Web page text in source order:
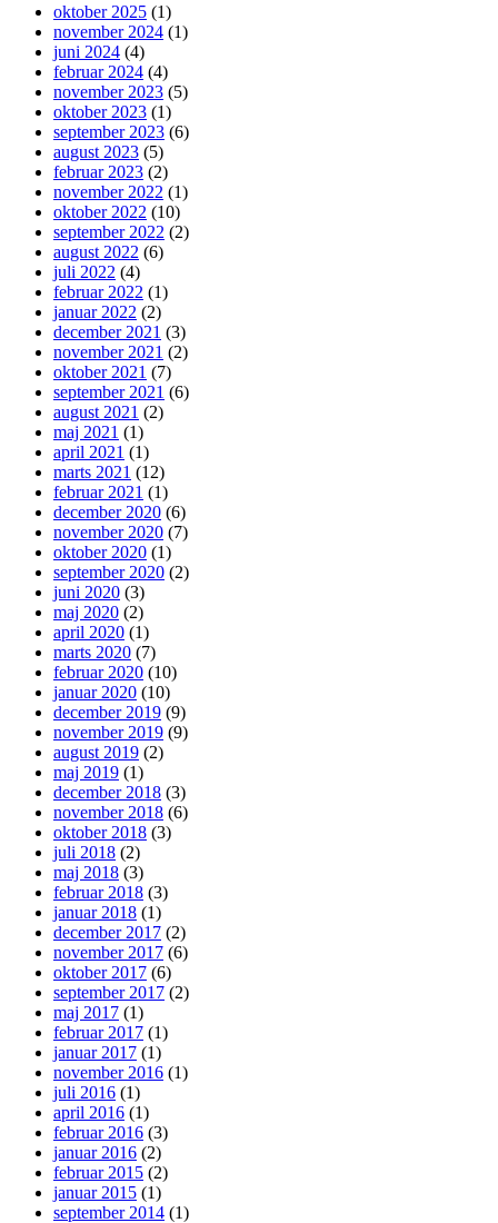
oktober 2025 (1)
november 2024 (1)
juni 2024 (4)
februar 2024 (4)
november 2023 (5)
oktober 2023 (1)
september 2023 (6)
august 2023 (5)
februar 2023 (2)
november 2022 (1)
oktober 2022 (10)
september 2022 (2)
august 2022 (6)
juli 2022 (4)
februar 2022 (1)
januar 2022 (2)
december 2021 (3)
november 2021 (2)
oktober 2021 (7)
september 2021 (6)
august 2021 (2)
maj 2021 (1)
april 2021 (1)
marts 2021 (12)
februar 2021 (1)
december 2020 (6)
november 2020 (7)
oktober 2020 (1)
september 2020 (2)
juni 2020 (3)
maj 2020 (2)
april 2020 (1)
marts 2020 (7)
februar 2020 (10)
januar 2020 (10)
december 2019 (9)
november 2019 (9)
august 2019 (2)
maj 2019 (1)
december 2018 (3)
november 2018 (6)
oktober 2018 (3)
juli 2018 (2)
maj 2018 (3)
februar 2018 (3)
januar 2018 (1)
december 2017 (2)
november 2017 (6)
oktober 2017 (6)
september 2017 (2)
maj 2017 (1)
februar 2017 (1)
januar 2017 (1)
november 2016 (1)
juli 2016 (1)
april 2016 (1)
februar 2016 (3)
januar 2016 (2)
februar 2015 (2)
januar 2015 (1)
september 2014 (1)